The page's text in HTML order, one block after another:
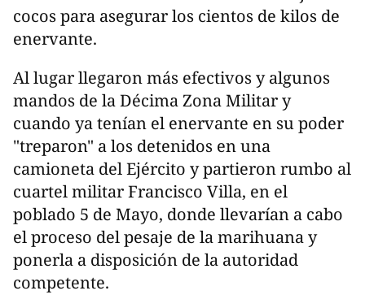
cocos para asegurar los cientos de kilos de
enervante.
Al lugar llegaron más efectivos y algunos
mandos de la Décima Zona Militar y
cuando ya tenían el enervante en su poder
"treparon" a los detenidos en una
camioneta del Ejército y partieron rumbo al
cuartel militar Francisco Villa, en el
poblado 5 de Mayo, donde llevarían a cabo
el proceso del pesaje de la marihuana y
ponerla a disposición de la autoridad
competente.